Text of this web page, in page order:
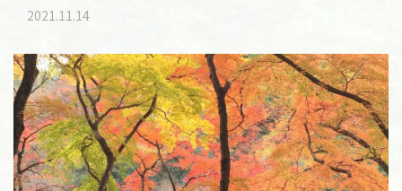
2021.11.14